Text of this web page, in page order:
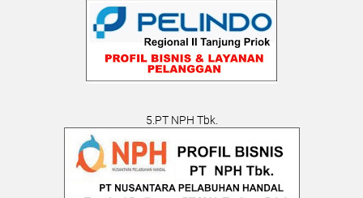
5.PT NPH Tbk.